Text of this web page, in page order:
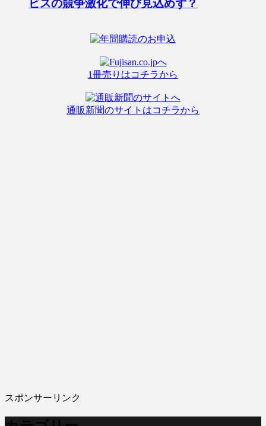
ビスの競争激化で伸び見込めず？
1冊売りはコチラから
通販新聞のサイトはコチラから
スポンサーリンク